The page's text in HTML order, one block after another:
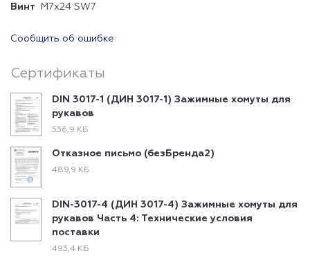
Винт М7х24 SW7
Сообщить об ошибке
Сертификаты
DIN 3017-1 (ДИН 3017-1) Зажимные хомуты для
рукавов
536,9 КБ
Отказное письмо (безБренда2)
489,9 КБ
DIN-3017-4 (ДИН 3017-4) Зажимные хомуты для
рукавов Часть 4: Технические условия
поставки
493,4 КБ